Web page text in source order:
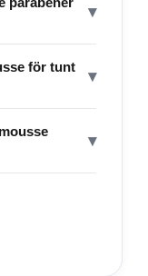
▾
för tunt
▾
▾